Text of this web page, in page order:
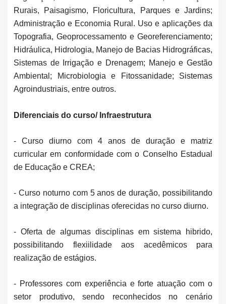
Rurais, Paisagismo, Floricultura, Parques e Jardins;
Administração e Economia Rural. Uso e aplicações da
Topografia, Geoprocessamento e Georeferenciamento;
Hidráulica, Hidrologia, Manejo de Bacias Hidrográficas,
Sistemas de Irrigação e Drenagem; Manejo e Gestão
Ambiental; Microbiologia e Fitossanidade; Sistemas
Agroindustriais, entre outros.
Diferenciais do curso/ Infraestrutura
- Curso diurno com 4 anos de duração e matriz
curricular em conformidade com o Conselho Estadual
de Educação e CREA;
- Curso noturno com 5 anos de duração, possibilitando
a integração de disciplinas oferecidas no curso diurno.
- Oferta de algumas disciplinas em sistema hibrido,
possibilitando flexiilidade aos acedêmicos para
realização de estágios.
- Professores com experiência e forte atuação com o
setor produtivo, sendo reconhecidos no cenário